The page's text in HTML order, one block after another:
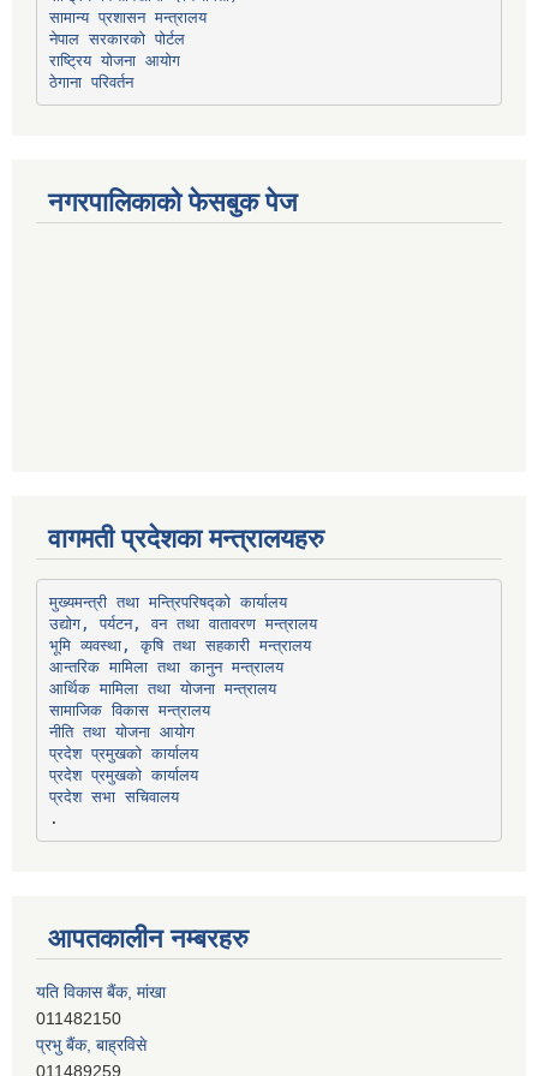
सामान्य प्रशासन मन्त्रालय
नेपाल सरकारको पोर्टल
राष्ट्रिय योजना आयोग
ठेगाना परिवर्तन
नगरपालिकाको फेसबुक पेज
वागमती प्रदेशका मन्त्रालयहरु
मुख्यमन्त्री तथा मन्त्रिपरिषद्को कार्यालय
उद्योग, पर्यटन, वन तथा वातावरण मन्त्रालय
भूमि व्यवस्था, कृषि तथा सहकारी मन्त्रालय
आन्तरिक मामिला तथा कानुन मन्त्रालय
आर्थिक मामिला तथा योजना मन्त्रालय
सामाजिक विकास मन्त्रालय
नीति तथा योजना आयोग
प्रदेश प्रमुखको कार्यालय
प्रदेश प्रमुखको कार्यालय
प्रदेश सभा सचिवालय
आपतकालीन नम्बरहरु
यति विकास बैंक, मांखा
प्रभु बैंक, बाह्रविसे
011489259
हिमालयन बैंक, बाह्रविसे